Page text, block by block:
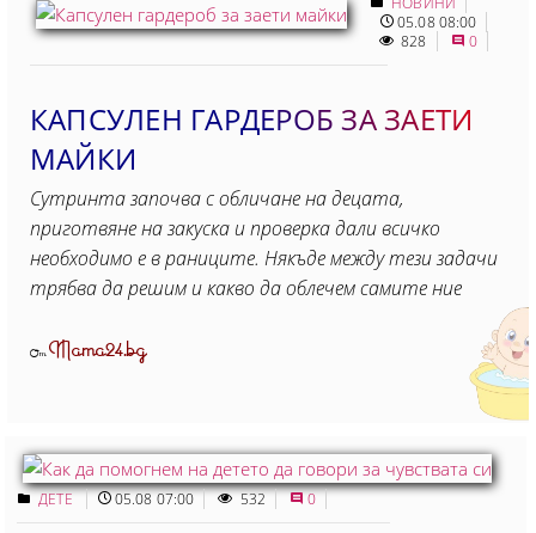
05.08 08:00
828
0
КАПСУЛЕН ГАРДЕРОБ ЗА ЗАЕТИ
МАЙКИ
Сутринта започва с обличане на децата,
приготвяне на закуска и проверка дали всичко
необходимо е в раниците. Някъде между тези задачи
трябва да решим и какво да облечем самите ние
ОтMama24.bg
ДЕТЕ 05.08 07:00 532 0